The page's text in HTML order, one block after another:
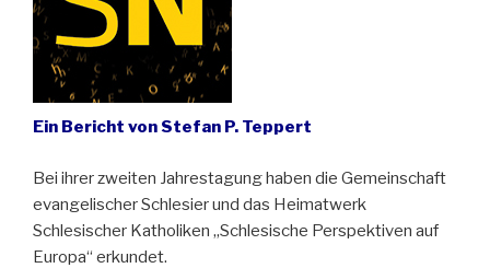
Ein Bericht von Stefan P. Teppert
Bei ihrer zweiten Jahrestagung haben die Gemeinschaft
evangelischer Schlesier und das Heimatwerk
Schlesischer Katholiken „Schlesische Perspektiven auf
Europa“ erkundet.